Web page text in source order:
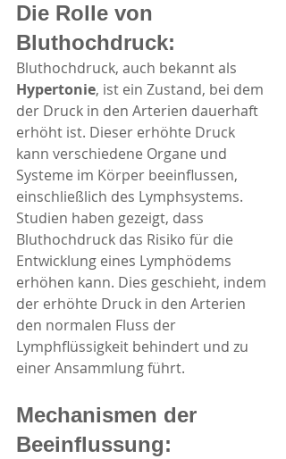
Die Rolle von
Bluthochdruck:
Bluthochdruck, auch bekannt als
Hypertonie, ist ein Zustand, bei dem
der Druck in den Arterien dauerhaft
erhöht ist. Dieser erhöhte Druck
kann verschiedene Organe und
Systeme im Körper beeinflussen,
einschließlich des Lymphsystems.
Studien haben gezeigt, dass
Bluthochdruck das Risiko für die
Entwicklung eines Lymphödems
erhöhen kann. Dies geschieht, indem
der erhöhte Druck in den Arterien
den normalen Fluss der
Lymphflüssigkeit behindert und zu
einer Ansammlung führt.
Mechanismen der
Beeinflussung: